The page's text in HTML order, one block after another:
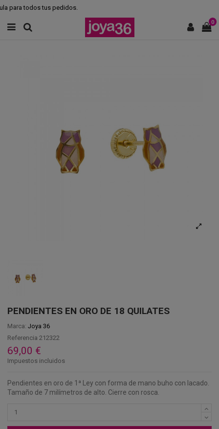
para todos tus pedidos.
0
PENDIENTES EN ORO DE 18 QUILATES
Marca: Joya 36
Referencia 212322
69,00 €
Impuestos incluidos
Pendientes en oro de 1ª Ley con forma de mano buho con lacado.
Tamaño de 7 milímetros de alto. Cierre con rosca.